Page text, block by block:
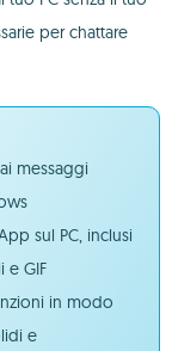
per chattare
messaggi
sul PC, inclusi
GIF
in modo
e